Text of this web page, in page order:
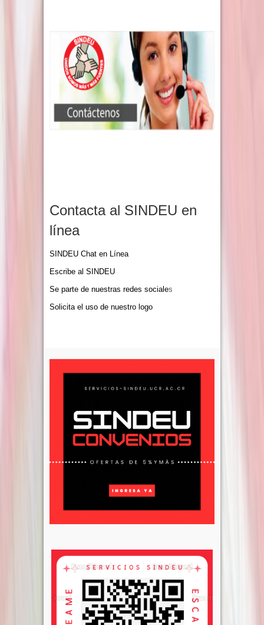
Contacta al SINDEU en
línea
SINDEU Chat en Línea
Escribe al SINDEU
Se parte de nuestras redes sociales
Solicita el uso de nuestro logo